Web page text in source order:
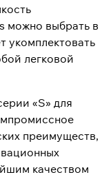
можно выбрать в
укомплектовать
легковой
«S» для
преимуществ,
качеством